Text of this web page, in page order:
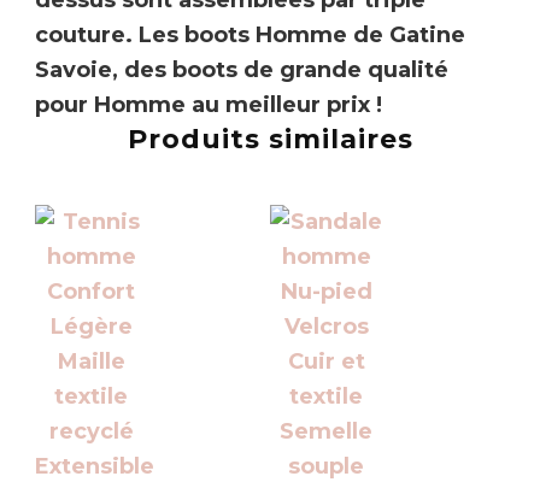
couture. Les boots Homme de Gatine
Savoie, des boots de grande qualité
pour Homme au meilleur prix !
Produits similaires